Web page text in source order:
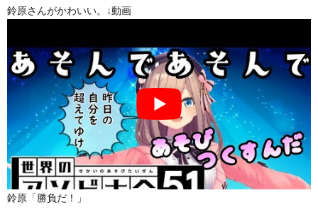
鈴原さんがかわいい。↓動画
鈴原「勝負だ！」